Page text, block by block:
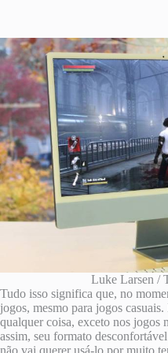
Luke Larsen /
Tudo isso significa que, no
jogos, mesmo para jogos
qualquer coisa, exceto nos jogos
assim, seu formato